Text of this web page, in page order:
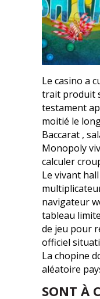
Le casino a
trait produit
testament
moitié le
Baccarat ,
Monopoly
calculer
Le vivant
navigateur
tableau
de jeu pour
officiel
La chopine
aléatoire
SONT À